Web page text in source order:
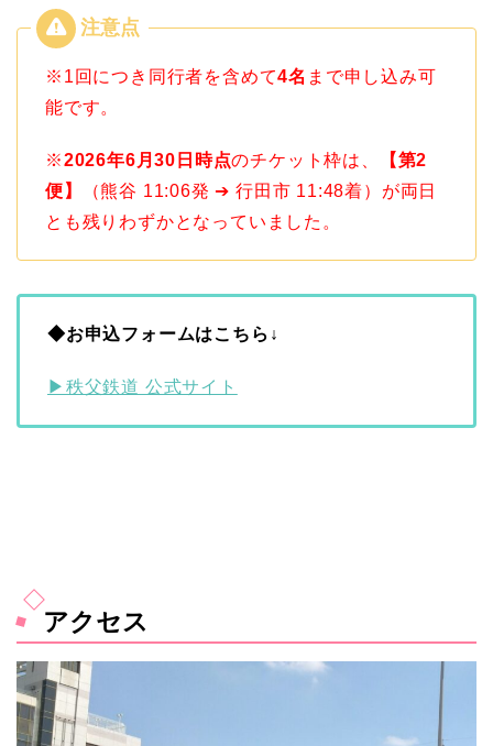
※1回につき同行者を含めて4名 まで申し込み可
能です。
※2026年6月30日時点のチケット枠は、
【第2
便】
（熊谷 11:06発 ➔ 行田市 11:48着）が両日
とも残りわずかとなっていました。
◆お申込フォームはこちら↓
▶秩父鉄道 公式サイト
アクセス